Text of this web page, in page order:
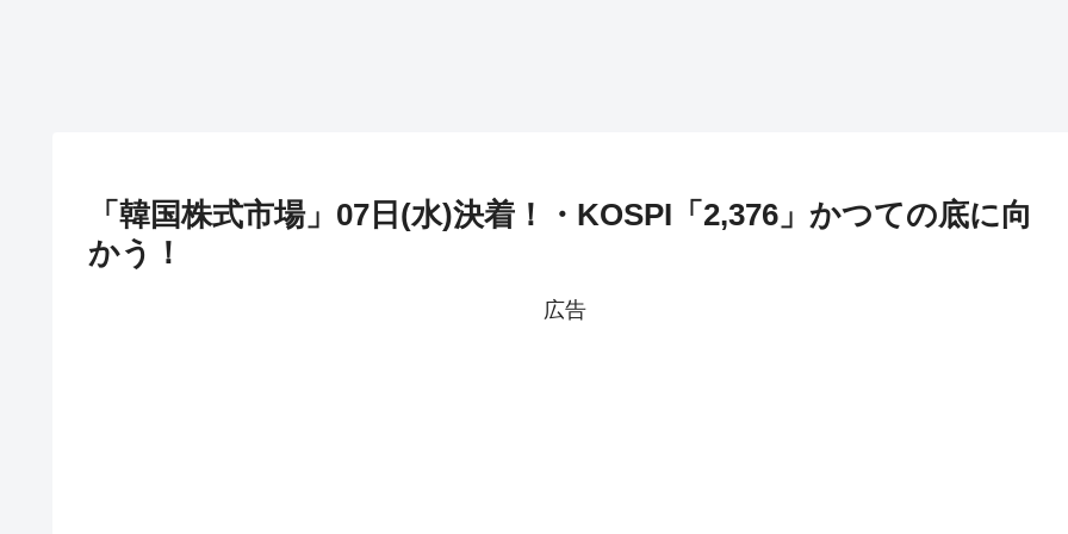
「韓国株式市場」07日(水)決着！・KOSPI「2,376」かつての底に向
かう！
広告